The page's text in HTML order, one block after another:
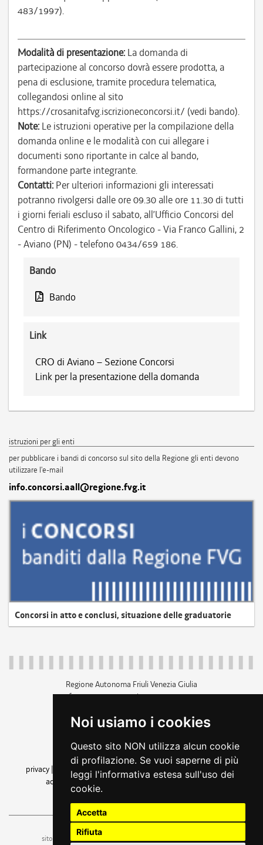
Noi usiamo i cookies
Questo sito NON utilizza alcun cookie
di profilazione. Se vuoi saperne di più
leggi l'informativa estesa sull'uso dei
cookie.
Accetta
Rifiuta
483/1997).
Modalità di presentazione: La domanda di
partecipazione al concorso dovrà essere prodotta, a
pena di esclusione, tramite procedura telematica,
collegandosi online al sito
https://crosanitafvg.iscrizioneconcorsi.it/ (vedi bando).
Note: Le istruzioni operative per la compilazione della
domanda online e le modalità con cui allegare i
documenti sono riportante in calce al bando,
formandone parte integrante.
Contatti: Per ulteriori informazioni gli interessati
potranno rivolgersi dalle ore 09.30 alle ore 11.30 di tutti
i giorni feriali escluso il sabato, all’Ufficio Concorsi del
Centro di Riferimento Oncologico - Via Franco Gallini, 2
- Aviano (PN) - telefono 0434/659 186.
Bando
Bando
Link
CRO di Aviano – Sezione Concorsi
Link per la presentazione della domanda
istruzioni per gli enti
per pubblicare i bandi di concorso sul sito della Regione gli enti devono
utilizzare l'e-mail
info.concorsi.aall@regione.fvg.it
Concorsi in atto e conclusi, situazione delle graduatorie
Regione Autonoma Friuli Venezia Giulia
c.f. 80014930327; p.iva 00526040324
+39 040 3771111
amministrazione trasparente
privacy
cookie |note legali accessibilità
dichiarazione di
accessibilità| feedback
cambio preferenze cookie
sito a cura dell'ufficio stampa e comunicazione